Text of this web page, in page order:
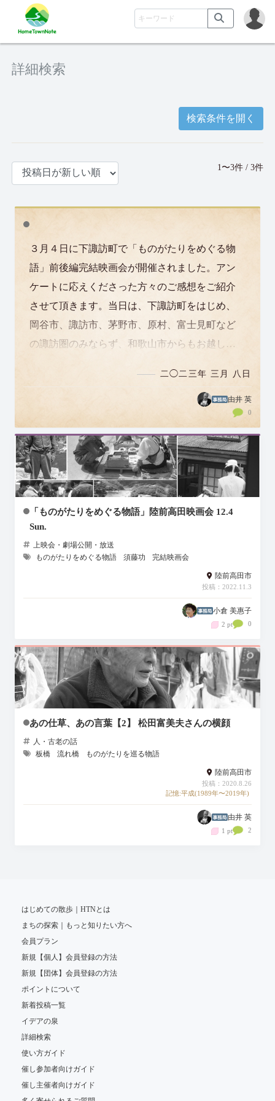
詳細検索
検索条件を開く
1〜3件 / 3件
３月４日に下諏訪町で「ものがたりをめぐる物
語」前後編完結映画会が開催されました。アン
ケートに応えくださった方々のご感想をご紹介
させて頂きます。当日は、下諏訪町をはじめ、
岡谷市、諏訪市、茅野市、原村、富士見町など
の諏訪圏のみならず、和歌山市からもお越しく
二◯二三年 三月 八日
由井 英
0
「ものがたりをめぐる物語」陸前高田映画会 12.4
Sun.
上映会・劇場公開・放送
ものがたりをめぐる物語
須藤功 完結映画会
陸前高田市
投稿：2022.11.3
小倉 美惠子
2 pt 0
あの仕草、あの言葉【2】 松田富美夫さんの横顔
人・古老の話
板橋
流れ橋 ものがたりを巡る物語
陸前高田市
投稿：2020.8.26
記憶:平成(1989年〜2019年)
由井 英
1 pt 2
はじめての散歩｜HTNとは
まちの探索｜もっと知りたい方へ
会員プラン
新規【個人】会員登録の方法
新規【団体】会員登録の方法
ポイントについて
新着投稿一覧
イデアの泉
詳細検索
使い方ガイド
催し参加者向けガイド
催し主催者向けガイド